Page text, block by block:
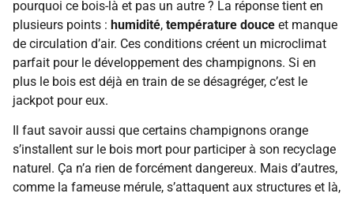
pourquoi ce bois-là et pas un autre ? La réponse tient en
plusieurs points : humidité, température douce et manque
de circulation d’air. Ces conditions créent un microclimat
parfait pour le développement des champignons. Si en
plus le bois est déjà en train de se désagréger, c’est le
jackpot pour eux.
Il faut savoir aussi que certains champignons orange
s’installent sur le bois mort pour participer à son recyclage
naturel. Ça n’a rien de forcément dangereux. Mais d’autres,
comme la fameuse mérule, s’attaquent aux structures et là,